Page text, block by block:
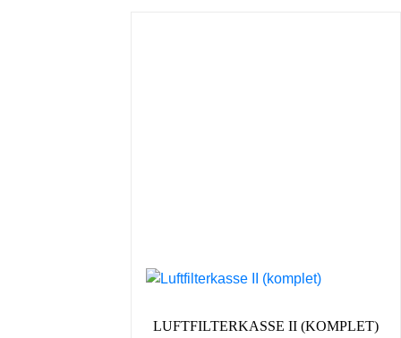
LUFTFILTERKASSE II (KOMPLET)